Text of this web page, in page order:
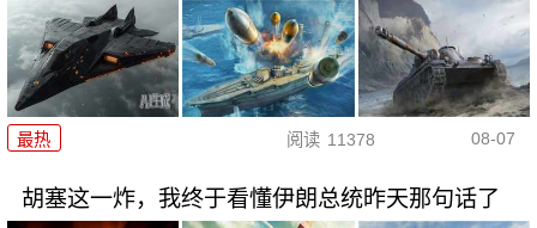
最热 阅读 11378 08-07
胡塞这一炸，我终于看懂伊朗总统昨天那句话了